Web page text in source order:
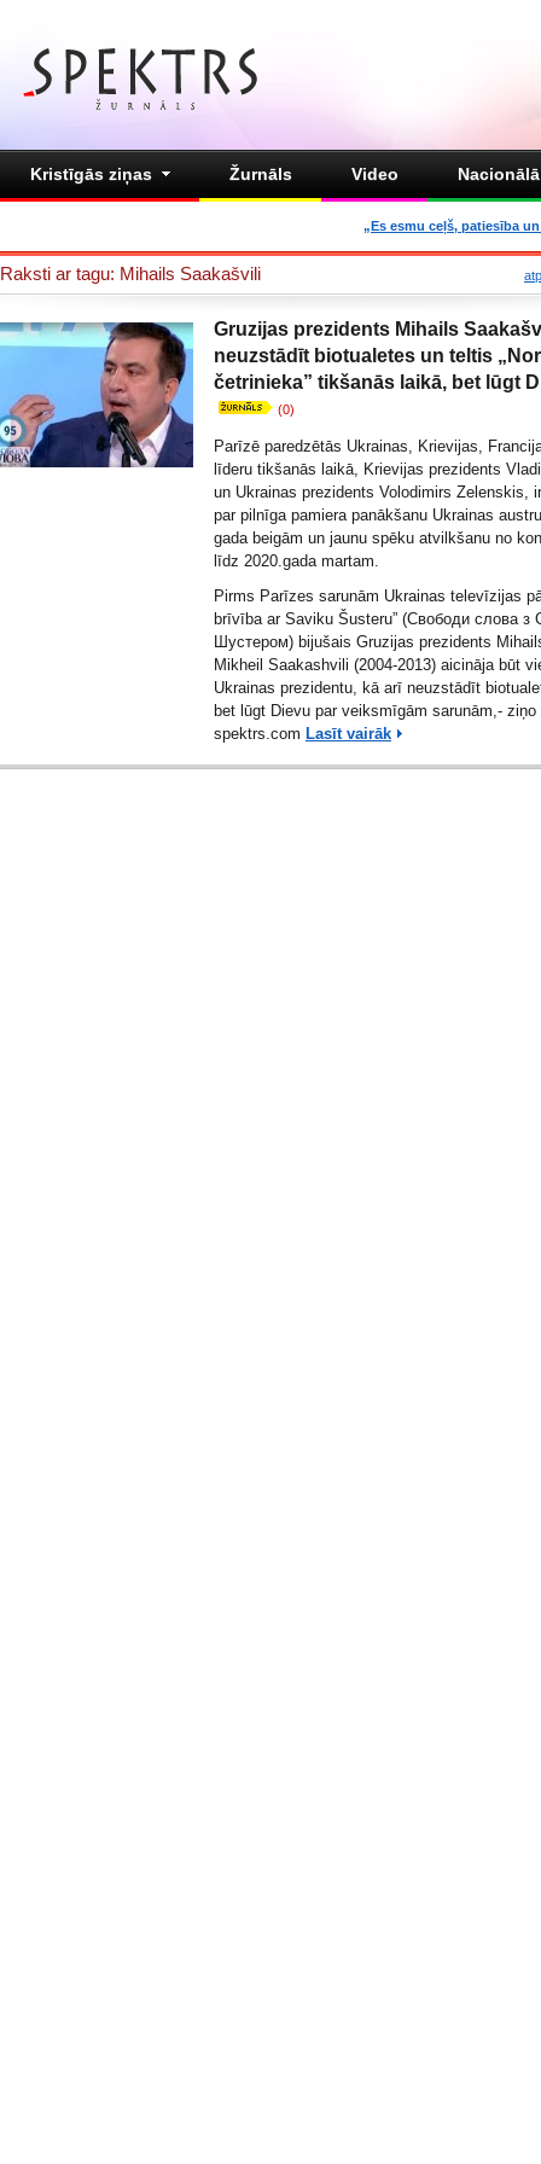
Kristīgās ziņas Žurnāls Video
„Es esmu ceļš, patiesība
Raksti ar tagu: Mihails Saakašvili
Gruzijas prezidents Mihails
neuzstādīt biotualetes un teltis
četrinieka” tikšanās laikā, bet lūgt
(0)
Parīzē paredzētās Ukrainas, Krievijas,
līderu tikšanās laikā, Krievijas prezidents
un Ukrainas prezidents Volodimirs Zelenskis,
par pilnīga pamiera panākšanu Ukrainas
gada beigām un jaunu spēku atvilkšanu no
līdz 2020.gada martam.
Pirms Parīzes sarunām Ukrainas televīzijas
brīvība ar Saviku Šusteru” (Свободи слова з
Шустером) bijušais Gruzijas prezidents
Mikheil Saakashvili (2004-2013) aicināja būt
Ukrainas prezidentu, kā arī neuzstādīt
bet lūgt Dievu par veiksmīgām sarunām,- ziņo
spektrs.com Lasīt vairāk